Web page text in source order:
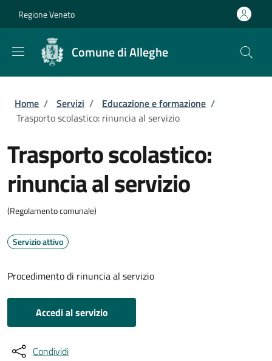
Regione Veneto
Comune di Alleghe
Briciole di pane
Home / Servizi / Educazione e formazione /
Trasporto scolastico: rinuncia al servizio
Trasporto scolastico:
rinuncia al servizio
(Regolamento comunale)
Servizio attivo
Procedimento di rinuncia al servizio
Accedi al servizio
Condividi